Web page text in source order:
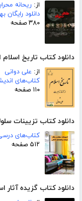
از: ریحانه
دانلود رایگان
۳۸۰ صفحه
دانلود کتاب تاریخ اسلام
از: علی دوانی
کتاب‌های
۱۱۰ صفحه
دانلود کتاب تزیینات
کتاب‌های
۵۱۲ صفحه
دانلود کتاب گزیده آثار